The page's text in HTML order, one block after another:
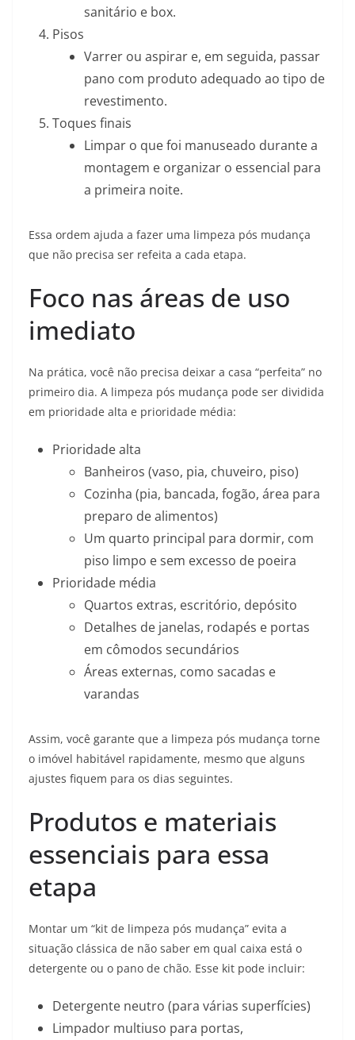
sanitário e box.
Pisos
Varrer ou aspirar e, em seguida, passar
pano com produto adequado ao tipo de
revestimento.
Toques finais
Limpar o que foi manuseado durante a
montagem e organizar o essencial para
a primeira noite.
Essa ordem ajuda a fazer uma limpeza pós mudança
que não precisa ser refeita a cada etapa.
Foco nas áreas de uso
imediato
Na prática, você não precisa deixar a casa “perfeita” no
primeiro dia. A limpeza pós mudança pode ser dividida
em prioridade alta e prioridade média:
Prioridade alta
Banheiros (vaso, pia, chuveiro, piso)
Cozinha (pia, bancada, fogão, área para
preparo de alimentos)
Um quarto principal para dormir, com
piso limpo e sem excesso de poeira
Prioridade média
Quartos extras, escritório, depósito
Detalhes de janelas, rodapés e portas
em cômodos secundários
Áreas externas, como sacadas e
varandas
Assim, você garante que a limpeza pós mudança torne
o imóvel habitável rapidamente, mesmo que alguns
ajustes fiquem para os dias seguintes.
Produtos e materiais
essenciais para essa
etapa
Montar um “kit de limpeza pós mudança” evita a
situação clássica de não saber em qual caixa está o
detergente ou o pano de chão. Esse kit pode incluir:
Detergente neutro (para várias superfícies)
Limpador multiuso para portas,